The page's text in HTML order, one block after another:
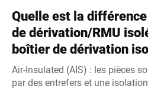
Quelle est la
de dérivation/RMU
boîtier de dérivation
Air-Insulated (AIS) : les pièces
par des entrefers et une